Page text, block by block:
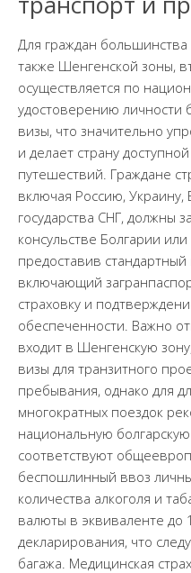
Для граждан большинства
также Шенгенской зоны,
осуществляется по
удостоверению личности
визы, что значительно
и делает страну
путешествий. Граждане
включая Россию, Украину,
государства СНГ, должны
консульстве Болгарии
предоставив стандартный
включающий
страховку и
обеспеченности. Важно
входит в Шенгенскую
визы для транзитного
пребывания, однако для
многократных поездок
национальную
соответствуют
беспошлинный ввоз
количества алкоголя и
валюты в эквиваленте до
декларирования, что
багажа. Медицинская